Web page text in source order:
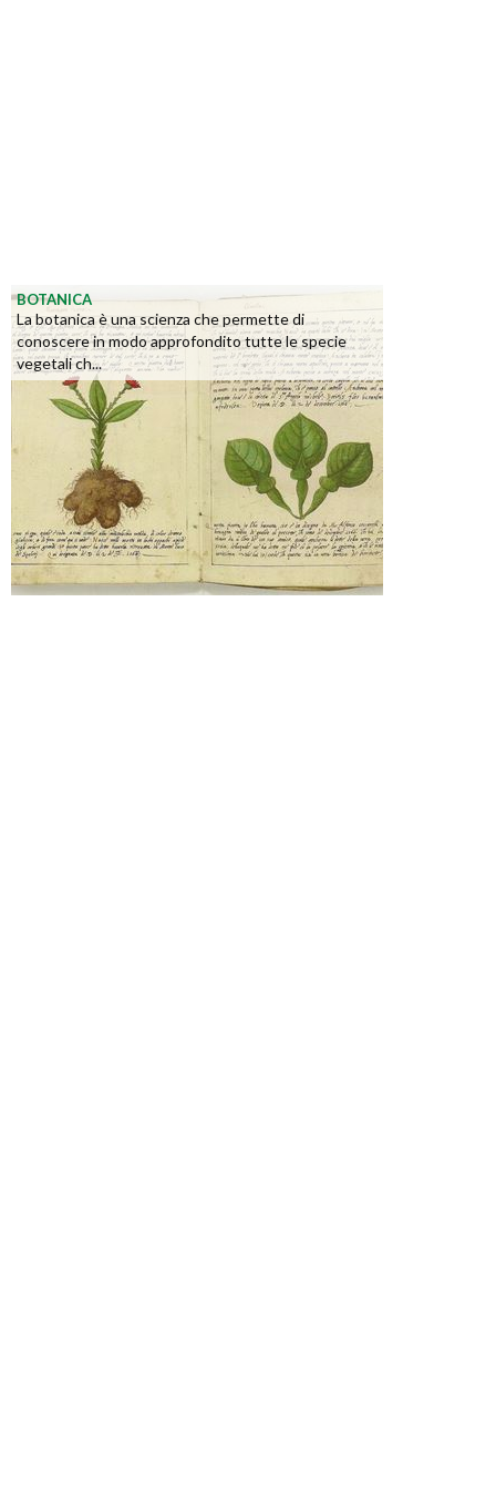
BOTANICA
La botanica è una scienza che permette di
conoscere in modo approfondito tutte le specie
vegetali ch...